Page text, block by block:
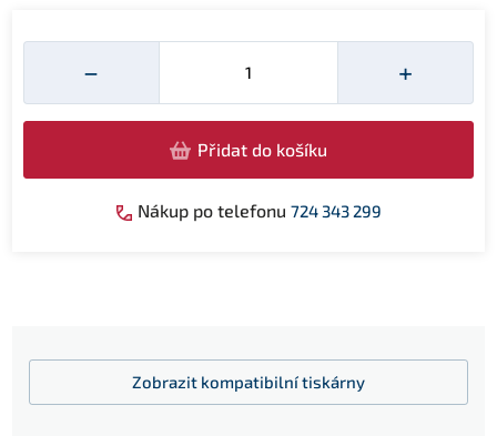
−
Množství
+
Přidat do košíku
Nákup po telefonu 724 343 299
Zobrazit kompatibilní tiskárny